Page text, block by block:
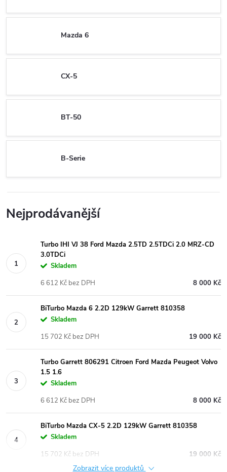
Mazda 6
CX-5
BT-50
B-Serie
Nejprodávanější
Turbo IHI VJ 38 Ford Mazda 2.5TD 2.5TDCi 2.0 MRZ-CD
3.0TDCi
Skladem
8 000 Kč
6 612 Kč bez DPH
BiTurbo Mazda 6 2.2D 129kW Garrett 810358
Skladem
19 000 Kč
15 702 Kč bez DPH
Turbo Garrett 806291 Citroen Ford Mazda Peugeot Volvo
1.5 1.6
Skladem
8 000 Kč
6 612 Kč bez DPH
BiTurbo Mazda CX-5 2.2D 129kW Garrett 810358
Skladem
19 000 Kč
15 702 Kč bez DPH
Zobrazit více produktů